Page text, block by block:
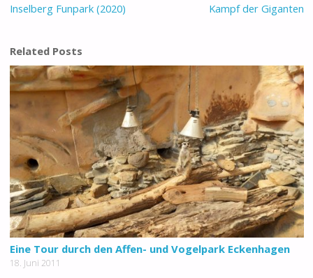
Inselberg Funpark (2020) Kampf der Giganten
Related Posts
Eine Tour durch den Affen- und Vogelpark Eckenhagen
18. Juni 2011